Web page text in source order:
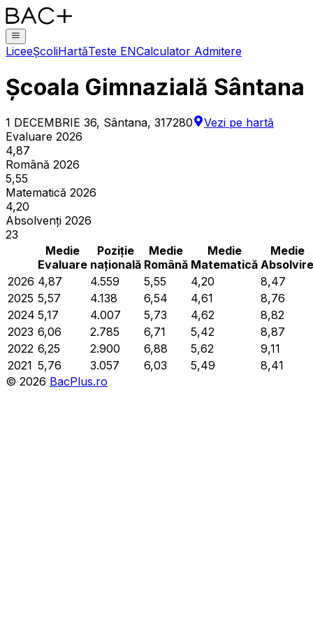
LiceeȘcoliHartăTeste ENCalculator Admitere
Școala Gimnazială Sântana
1 DECEMBRIE 36, Sântana, 317280
Vezi pe hartă
Evaluare 2026
4,87
Română 2026
5,55
Matematică 2026
4,20
Absolvenți 2026
23
Medie
Evaluare
Poziție
națională
Medie
Română
Medie
Matematică
Medie
Absolvire
2026 4,87 4.559 5,55 4,20
8,47
2025 5,57 4.138 6,54 4,61
8,76
2024 5,17 4.007 5,73 4,62
8,82
2023 6,06 2.785 6,71 5,42
8,87
2022 6,25 2.900 6,88 5,62
9,11
2021 5,76 3.057 6,03 5,49
8,41
© 2026 BacPlus.ro